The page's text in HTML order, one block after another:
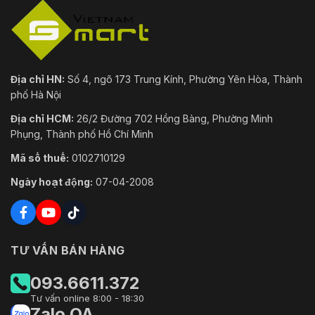
Mạng
Giao
Thức
IPv4/IPv6, HTTP, HTTPS, 802.1x, QoS, FTP,
Lưu Trữ
động (ANR)
Tiếp Đồng
Thời
Lên đến 20 kênh
Cấp Độ
Người
Dùng/Máy
vận hành, Người dùng
Bảo Vệ
Xác thực người dùng (ID và PW), liên kết địa chỉ
Địa chỉ HN: Số 4, ngõ 173 Trung Kính, Phường Yên Hòa, Thành
phố Hà Nội
Địa chỉ HCM: 26/2 Đường 702 Hồng Bàng, Phường Minh
Phụng, Thành phố Hồ Chí Minh
Mã số thuế: 0102710129
Ngày hoạt động: 07-04-2008
TƯ VẤN BÁN HÀNG
093.6611.372
Tư vấn online 8:00 - 18:30